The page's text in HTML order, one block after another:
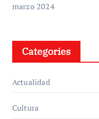
marzo 2024
Categories
Actualidad
Cultura